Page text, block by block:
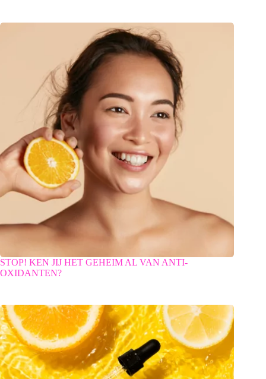
STOP! KEN JIJ HET GEHEIM AL VAN ANTI-
OXIDANTEN?